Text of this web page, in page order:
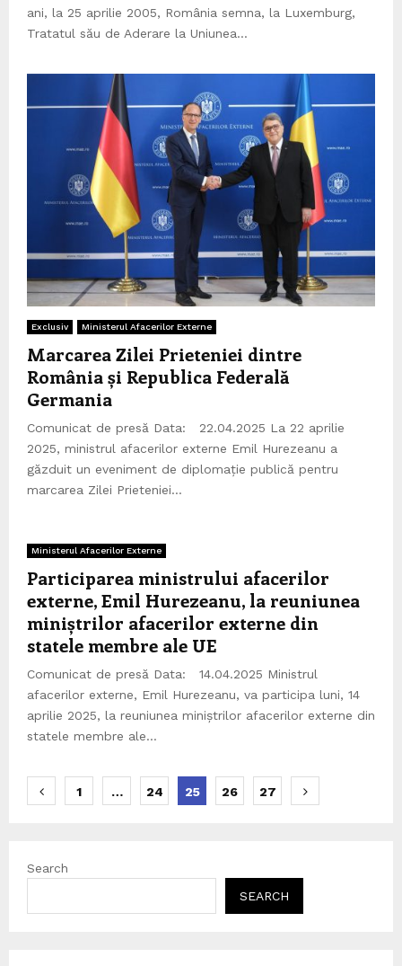
ani, la 25 aprilie 2005, România semna, la Luxemburg,
Tratatul său de Aderare la Uniunea...
Exclusiv Ministerul Afacerilor Externe
Marcarea Zilei Prieteniei dintre
România și Republica Federală
Germania
Comunicat de presă Data: 22.04.2025 La 22 aprilie
2025, ministrul afacerilor externe Emil Hurezeanu a
găzduit un eveniment de diplomație publică pentru
marcarea Zilei Prieteniei...
Ministerul Afacerilor Externe
Participarea ministrului afacerilor
externe, Emil Hurezeanu, la reuniunea
miniștrilor afacerilor externe din
statele membre ale UE
Comunicat de presă Data: 14.04.2025 Ministrul
afacerilor externe, Emil Hurezeanu, va participa luni, 14
aprilie 2025, la reuniunea miniștrilor afacerilor externe din
statele membre ale...
Posts
1 … 24 25 26 27
Search
SEARCH